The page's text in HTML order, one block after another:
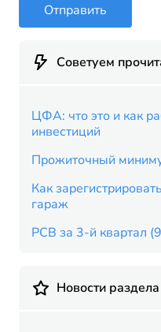
Отправить
Советуем
ЦФА: что это и как
инвестиций
Прожиточный
Как
гараж
РСВ за 3-й квартал
Новости раздела